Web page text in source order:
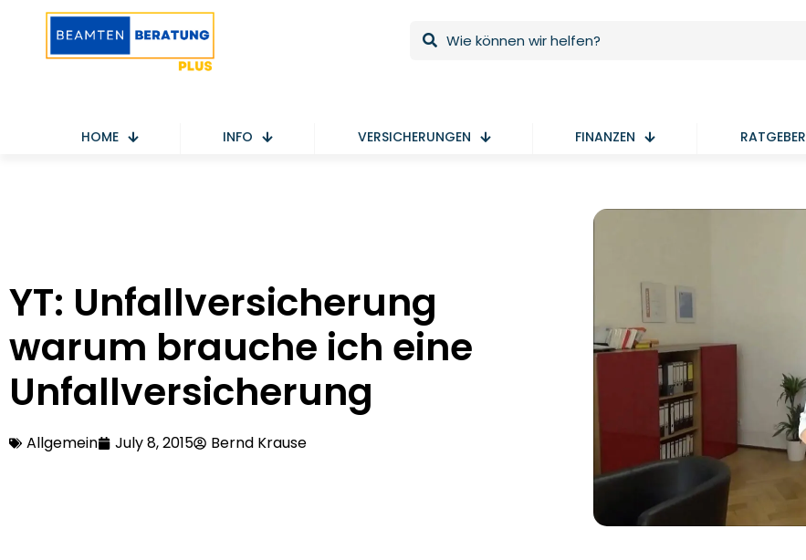
HOME INFO VERSICHERUNGEN FINANZEN RATGEBER
YT: Unfallversicherung
warum brauche ich eine
Unfallversicherung
Allgemein July 8, 2015 Bernd Krause